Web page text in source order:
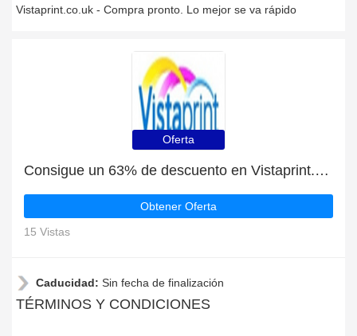
Vistaprint.co.uk - Compra pronto. Lo mejor se va rápido
Oferta
Consigue un 63% de descuento en Vistaprint.co.uk
Obtener Oferta
15 Vistas
Caducidad: Sin fecha de finalización
TÉRMINOS Y CONDICIONES